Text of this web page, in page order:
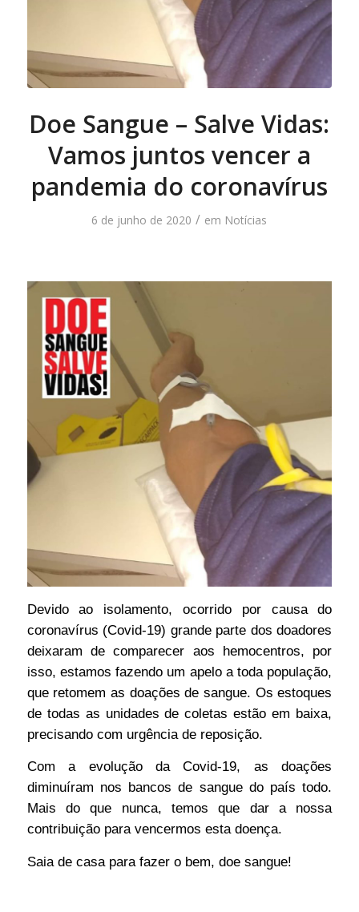
Doe Sangue – Salve Vidas:
Vamos juntos vencer a
pandemia do coronavírus
6 de junho de 2020 / em Notícias
Devido ao isolamento, ocorrido por causa do
coronavírus (Covid-19) grande parte dos doadores
deixaram de comparecer aos hemocentros, por
isso, estamos fazendo um apelo a toda população,
que retomem as doações de sangue. Os estoques
de todas as unidades de coletas estão em baixa,
precisando com urgência de reposição.
Com a evolução da Covid-19, as doações
diminuíram nos bancos de sangue do país todo.
Mais do que nunca, temos que dar a nossa
contribuição para vencermos esta doença.
Saia de casa para fazer o bem, doe sangue!